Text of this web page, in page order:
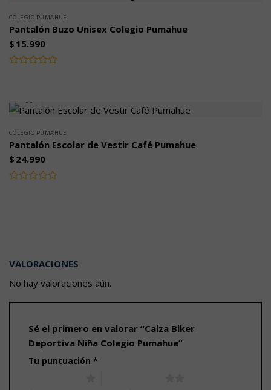
COLEGIO PUMAHUE
Pantalón Buzo Unisex Colegio Pumahue
de
5
$ 15.990
COLEGIO PUMAHUE
Pantalón Escolar de Vestir Café Pumahue
$ 24.990
VALORACIONES
No hay valoraciones aún.
Sé el primero en valorar “Calza Biker
Deportiva Niña Colegio Pumahue”
Tu puntuación *